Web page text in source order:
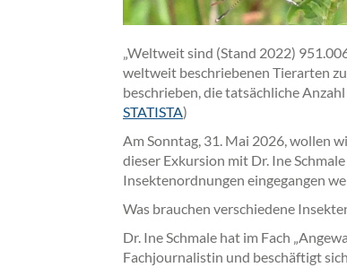
„Weltweit sind (Stand 2022)
weltweit beschriebenen Tierarten
beschrieben, die tatsächliche
STATISTA)
Am Sonntag, 31. Mai 2026, wollen
dieser Exkursion mit Dr. Ine
Insektenordnungen eingegangen
Was brauchen verschiedene
Dr. Ine Schmale hat im Fach
Fachjournalistin und beschäftigt